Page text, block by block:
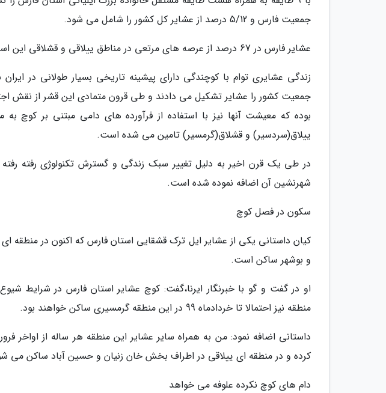
جمعیت فارس و 5/12 درصد از عشایر کل کشور را شامل می شود.
عشایر فارس در 67 درصد از عرصه های مرتعی در مناطق ییلاقی و قشلاقی این استان پراکنده شده اند.
زندگی عشایری توام با کوچندگی دارای پیشینه تاریخی بسیار طولانی در
جمعیت کشور را عشایر تشکیل می دادند و طی قرون متمادی این قشر از نقش
بوده که معیشت آنها نیز با استفاده از فرآورده های دامی مبتنی بر کوچ به
ییلاق(سردسیر) و قشلاق(گرمسیر) تامین می شده است.
در طی یک قرن اخیر به دلیل تغییر سبک زندگی و گسترش تکنولوژی رفته
شهرنشین آن اضافه نموده شده است.
سکون در فصل کوچ
کیان داستانی یکی از عشایر ایل ترک قشقایی استان فارس که اکنون در منطقه
و بوشهر ساکن است.
او در گفت و گو با خبرنگار ایرنا،گفت: کوچ عشایر استان فارس در شرایط شیوع
منطقه نیز احتمالا تا خردادماه 99 در این منطقه گرمسیری ساکن خواهند بود.
داستانی اضافه نمود: من به همراه سایر عشایر این منطقه هر ساله از اواخر
کرده و در منطقه ای ییلاقی در اطراف بخش خان زنیان و حسین آباد ساکن می
دام های کوچ نکرده علوفه می خواهد